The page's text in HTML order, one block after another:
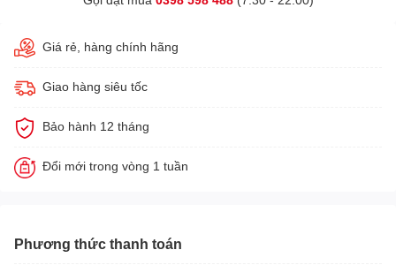
Giá rẻ, hàng chính hãng
Giao hàng siêu tốc
Bảo hành 12 tháng
Đổi mới trong vòng 1 tuần
Phương thức thanh toán